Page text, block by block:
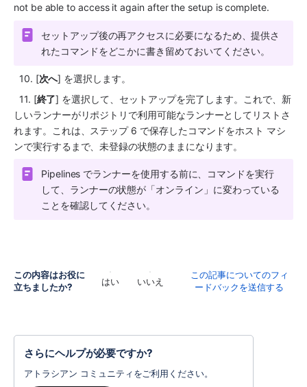
not be able to access it again after the setup is complete.
セットアップ後の再アクセスに必要になるため、提供さ
れたコマンドをどこかに書き留めておいてください。
  10. [
次へ] を選択します。
  11. [
終了] を選択して、セットアップを完了します。これで、新
しいランナーがリポジトリで利用可能なランナーとしてリストさ
れます。これは、ステップ 6 で保存したコマンドをホスト マシ
ンで実行するまで、未登録の状態のままになります。
Pipelines でランナーを使用する前に、コマンドを実行
して、ランナーの状態が「オンライン」に変わっている
ことを確認してください。
この内容はお役に
立ちましたか?
はい いいえ
この記事についてのフィ
ードバックを送信する
さらにヘルプが必要ですか?
アトラシアン コミュニティをご利用ください。